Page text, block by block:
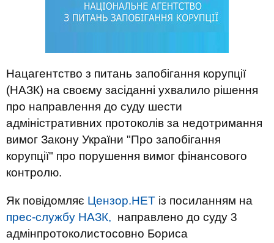
Нацагентство з питань запобігання корупції
(НАЗК) на своєму засіданні ухвалило рішення
про направлення до суду шести
адміністративних протоколів за недотримання
вимог Закону України "Про запобігання
корупції" про порушення вимог фінансового
контролю.
Як повідомляє Цензор.НЕТ із посиланням на
прес-службу НАЗК, направлено до суду 3
адмінпротоколистосовно Бориса